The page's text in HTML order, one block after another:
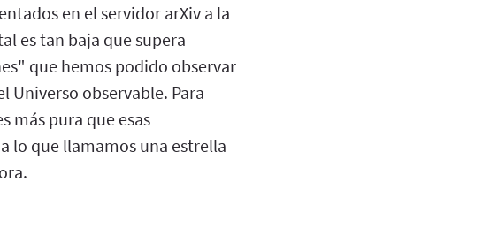
en el servidor arXiv a la
es tan baja que supera
que hemos podido observar
Universo observable. Para
más pura que esas
lo que llamamos una estrella